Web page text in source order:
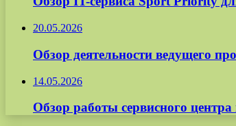
20.05.2026
Обзор деятельности ведущего
14.05.2026
Обзор работы сервисного